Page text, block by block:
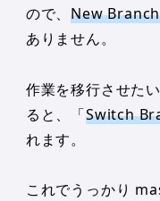
ので、New Branch
ありません。
作業を移行させた
ると、「Switch
れます。
これでうっかり